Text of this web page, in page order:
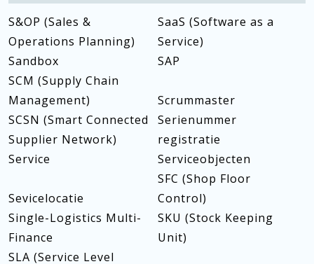
S&OP (Sales &
Operations Planning)
SaaS (Software as a
Service)
Sandbox
SAP
SCM (Supply Chain
Management)
Scrummaster
SCSN (Smart Connected
Supplier Network)
Serienummer
registratie
Service
Serviceobjecten
Sevicelocatie
SFC (Shop Floor
Control)
Single-Logistics Multi-
Finance
SKU (Stock Keeping
Unit)
SLA (Service Level